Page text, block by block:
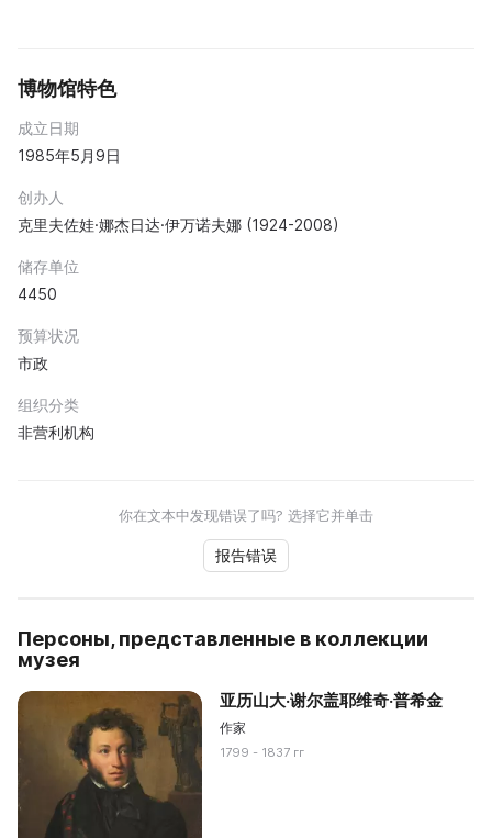
博物馆特色
成立日期
1985年5月9日
创办人
克里夫佐娃·娜杰日达·伊万诺夫娜 (1924-2008)
储存单位
4450
预算状况
市政
组织分类
非营利机构
你在文本中发现错误了吗? 选择它并单击
报告错误
Персоны, представленные в коллекции
музея
亚历山大·谢尔盖耶维奇·普希金
作家
1799 - 1837 гг